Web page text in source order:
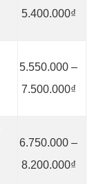
5.400.000₫
5.550.000 –
7.500.000₫
6.750.000 –
8.200.000₫